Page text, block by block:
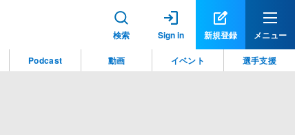
検索 Sign in 新規登録 メニュー
Podcast 動画 イベント 選手支援